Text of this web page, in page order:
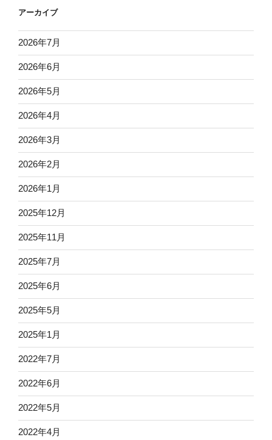
アーカイブ
2026年7月
2026年6月
2026年5月
2026年4月
2026年3月
2026年2月
2026年1月
2025年12月
2025年11月
2025年7月
2025年6月
2025年5月
2025年1月
2022年7月
2022年6月
2022年5月
2022年4月